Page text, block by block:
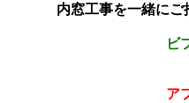
内窓工事を一緒にご
ビ
ア